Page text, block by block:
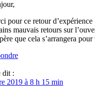
pour ce retour d’expérience
mauvais retours sur
que cela s’arrangera pour
dit :
2019 à 8 h 15 min